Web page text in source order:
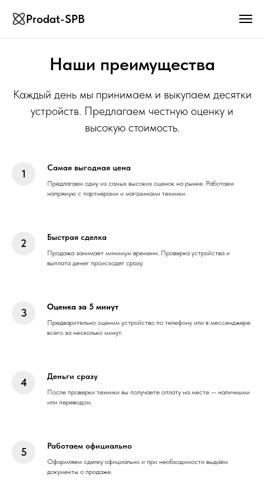
Prodat-SPB
Наши преимущества
Каждый день мы принимаем и выкупаем десятки
устройств. Предлагаем честную оценку и
высокую стоимость.
Самая выгодная цена
Предлагаем одну из самых высоких оценок на рынке. Работаем
напрямую с партнёрами и магазинами техники.
Быстрая сделка
Продажа занимает минимум времени. Проверка устройства и
выплата денег происходят сразу.
Оценка за 5 минут
Предварительно оценим устройство по телефону или в мессенджере
всего за несколько минут.
Деньги сразу
После проверки техники вы получаете оплату на месте — наличными
или переводом.
Работаем официально
Оформляем сделку официально и при необходимости выдаём
документы о продаже.